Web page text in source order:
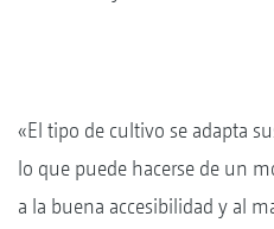
«El tipo de cultivo se adapta
lo que puede hacerse de un
a la buena accesibilidad y al